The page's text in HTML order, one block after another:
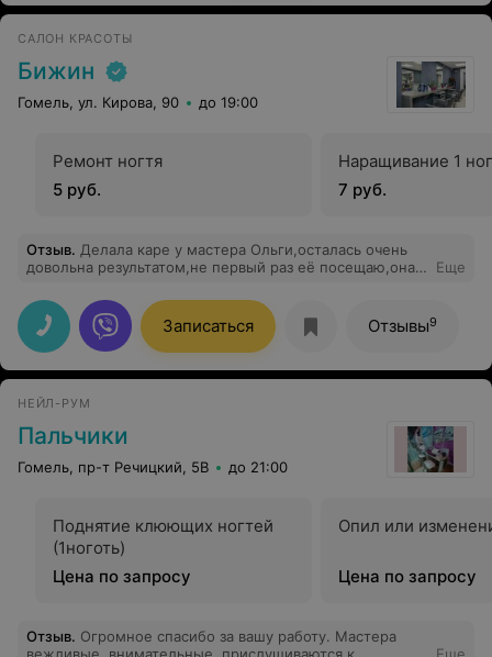
САЛОН КРАСОТЫ
Бижин
Гомель, ул. Кирова, 90 до 19:00
Ремонт ногтя
5 руб.
Наращивание 1
7 руб.
Отзыв. Делала каре у мастера Ольги,осталась очень
довольна результатом,не первый раз её посещаю,она
Еще
Записаться Отзывы9
НЕЙЛ-РУМ
Пальчики
Гомель, пр-т Речицкий, 5В до 21:00
Поднятие клюющих ногтей
(1ноготь)
Цена по запросу
Опил или
Цена по запросу
Отзыв. Огpомное спасибо за вашу работу. Мастера